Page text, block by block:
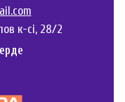
к-сі, 28/2